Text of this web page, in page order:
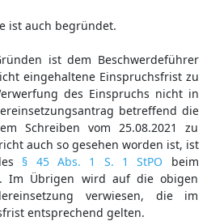
ist auch begründet.
ist dem Beschwerdeführer
eingehaltene Einspruchsfrist zu
des Einspruchs nicht in
betreffend die
Schreiben vom 25.08.2021 zu
auch so gesehen worden ist, ist
§ 45 Abs. 1 S. 1 StPO beim
Im Übrigen wird auf die obigen
verwiesen, die im
entsprechend gelten.